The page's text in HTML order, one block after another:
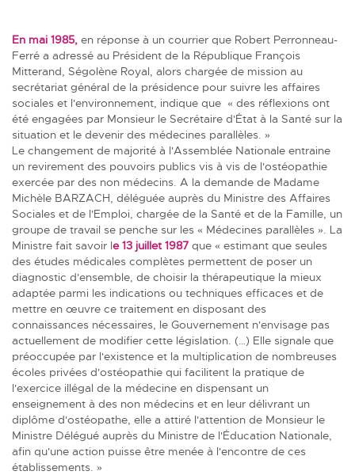
En mai 1985, en réponse à un courrier que Robert Perronneau-
Ferré a adressé au Président de la République François
Mitterand, Ségolène Royal, alors chargée de mission au
secrétariat général de la présidence pour suivre les affaires
sociales et l'environnement, indique que « des réflexions ont
été engagées par Monsieur le Secrétaire d'État à la Santé sur la
situation et le devenir des médecines parallèles. »
Le changement de majorité à l'Assemblée Nationale entraine
un revirement des pouvoirs publics vis à vis de l'ostéopathie
exercée par des non médecins. A la demande de Madame
Michèle BARZACH, déléguée auprès du Ministre des Affaires
Sociales et de l'Emploi, chargée de la Santé et de la Famille, un
groupe de travail se penche sur les « Médecines parallèles ». La
Ministre fait savoir le 13 juillet 1987 que « estimant que seules
des études médicales complètes permettent de poser un
diagnostic d'ensemble, de choisir la thérapeutique la mieux
adaptée parmi les indications ou techniques efficaces et de
mettre en œuvre ce traitement en disposant des
connaissances nécessaires, le Gouvernement n'envisage pas
actuellement de modifier cette législation. (…) Elle signale que
préoccupée par l'existence et la multiplication de nombreuses
écoles privées d'ostéopathie qui facilitent la pratique de
l'exercice illégal de la médecine en dispensant un
enseignement à des non médecins et en leur délivrant un
diplôme d'ostéopathe, elle a attiré l'attention de Monsieur le
Ministre Délégué auprès du Ministre de l'Éducation Nationale,
afin qu'une action puisse être menée à l'encontre de ces
établissements. »